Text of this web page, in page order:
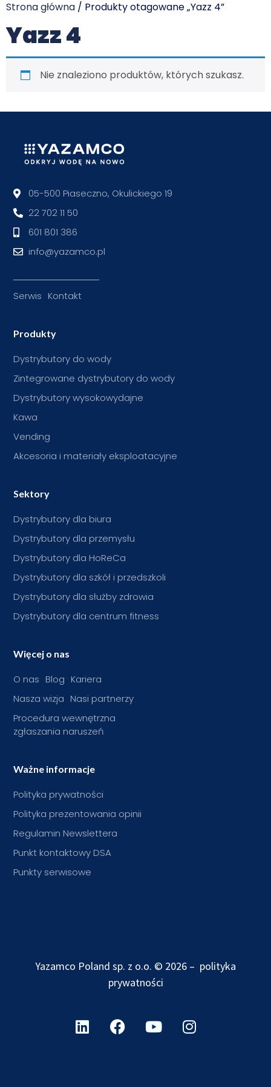
Strona główna / Produkty otagowane „Yazz 4”
Yazz 4
Nie znaleziono produktów, których szukasz.
05-500 Piaseczno, Okulickiego 19
22 702 11 50
601 801 386
info@yazamco.pl
Serwis Kontakt
Produkty
Dystrybutory do wody
Zintegrowane dystrybutory do wody
Dystrybutory wysokowydajne
Kawa
Vending
Akcesoria i materiały eksploatacyjne
Sektory
Dystrybutory dla biura
Dystrybutory dla przemysłu
Dystrybutory dla HoReCa
Dystrybutory dla szkół i przedszkoli
Dystrybutory dla służby zdrowia
Dystrybutory dla centrum fitness
Więcej o nas
O nas Blog Kariera
Nasza wizja Nasi partnerzy
Procedura wewnętrzna
zgłaszania naruszeń
Ważne informacje
Polityka prywatności
Polityka prezentowania opinii
Regulamin Newslettera
Punkt kontaktowy DSA
Punkty serwisowe
Yazamco Poland sp. z o.o. © 2026 – polityka
prywatności